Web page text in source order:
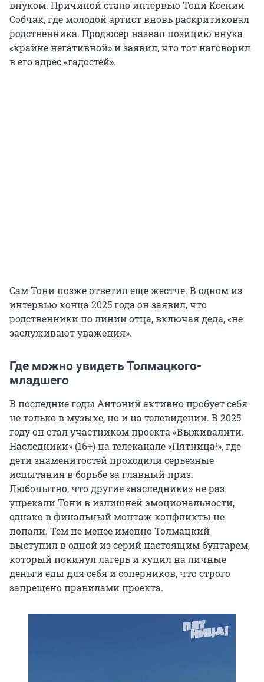
внуком. Причиной стало интервью Тони Ксении
Собчак, где молодой артист вновь раскритиковал
родственника. Продюсер назвал позицию внука
«крайне негативной» и заявил, что тот наговорил
в его адрес «гадостей».
Сам Тони позже ответил еще жестче. В одном из
интервью конца 2025 года он заявил, что
родственники по линии отца, включая деда, «не
заслуживают уважения».
Где можно увидеть Толмацкого-
младшего
В последние годы Антоний активно пробует себя
не только в музыке, но и на телевидении. В 2025
году он стал участником проекта «Выживалити.
Наследники» (16+) на телеканале «Пятница!», где
дети знаменитостей проходили серьезные
испытания в борьбе за главный приз.
Любопытно, что другие «наследники» не раз
упрекали Тони в излишней эмоциональности,
однако в финальный монтаж конфликты не
попали. Тем не менее именно Толмацкий
выступил в одной из серий настоящим бунтарем,
который покинул лагерь и купил на личные
деньги еды для себя и соперников, что строго
запрещено правилами проекта.